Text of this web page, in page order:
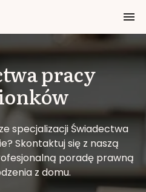
pracy
specjalizacji Świadectwa
Skontaktuj się z naszą
poradę prawną
z domu.